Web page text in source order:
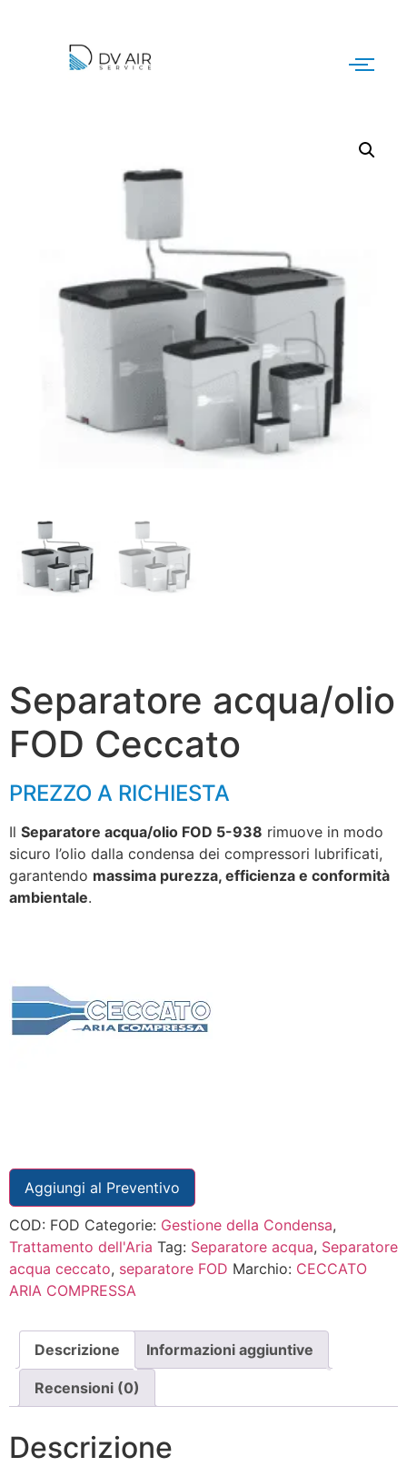
Separatore acqua/olio
FOD Ceccato
PREZZO A RICHIESTA
Il Separatore acqua/olio FOD 5-938 rimuove in modo
sicuro l’olio dalla condensa dei compressori lubrificati,
garantendo massima purezza, efficienza e conformità
ambientale.
Aggiungi al Preventivo
COD: FOD Categorie: Gestione della Condensa,
Trattamento dell'Aria Tag: Separatore acqua, Separatore
acqua ceccato, separatore FOD Marchio: CECCATO
ARIA COMPRESSA
Descrizione Informazioni aggiuntive
Recensioni (0)
Descrizione